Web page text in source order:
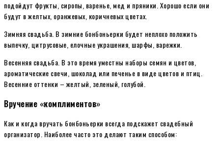
подойдут фрукты, сиропы, варенье, мед и пряники. Хорошо если они
будут в желтых, оранжевых, коричневых цветах.
Зимняя свадьба. В зимние бонбоньерки будет неплохо положить
выпечку, цитрусовые, елочные украшения, шарфы, варежки.
Весенняя свадьба. В это время уместны наборы семян и цветов,
ароматические свечи, шоколад или печенье в виде цветов и птиц.
Весенние оттенки – желтый, зеленый, голубой.
Вручение «комплиментов»
Как и когда вручать бонбоньерки всегда подскажет свадебный
организатор. Наиболее часто это делают таким способом: